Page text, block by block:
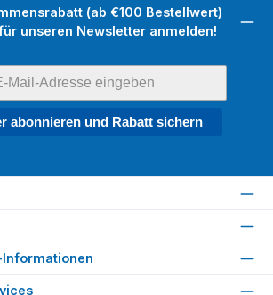
(ab €100 Bestellwert)
unseren Newsletter anmelden!
abonnieren und Rabatt sichern